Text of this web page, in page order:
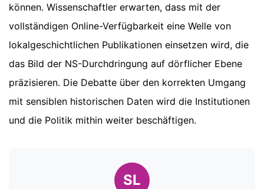
können. Wissenschaftler erwarten, dass mit der
vollständigen Online-Verfügbarkeit eine Welle von
lokalgeschichtlichen Publikationen einsetzen wird, die
das Bild der NS-Durchdringung auf dörflicher Ebene
präzisieren. Die Debatte über den korrekten Umgang
mit sensiblen historischen Daten wird die Institutionen
und die Politik mithin weiter beschäftigen.
SL